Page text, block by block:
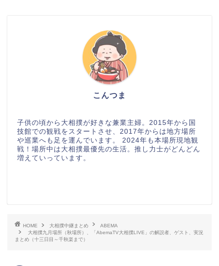
こんつま
子供の頃から大相撲が好きな兼業主婦。2015年から国
技館での観戦をスタートさせ、2017年からは地方場所
や巡業へも足を運んでいます。 2024年も本場所現地観
戦！場所中は大相撲最優先の生活。推し力士がどんどん
増えていっています。
HOME 大相撲中継まとめ
ABEMA
大相撲九月場所（秋場所）、「AbemaTV大相撲LIVE」の解説者、ゲスト、実況
まとめ（十三日目～千秋楽まで）